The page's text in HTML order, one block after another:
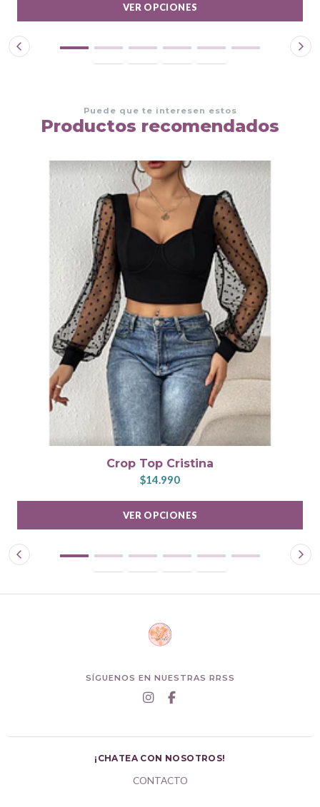
VER OPCIONES
Puede que te interesen estos
Productos recomendados
Crop Top Cristina
$14.990
VER OPCIONES
SÍGUENOS EN NUESTRAS RRSS
¡CHATEA CON NOSOTROS!
CONTACTO